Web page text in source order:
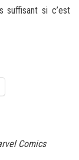
suffisant si c’est
Comics